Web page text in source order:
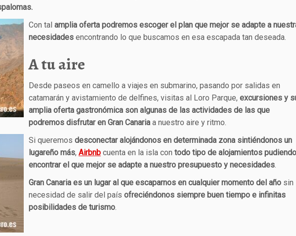
Con tal amplia oferta podremos escoger el plan que mejor se adapte a
necesidades encontrando lo que buscamos en esa escapada tan deseada.
A tu aire
Desde paseos en camello a viajes en submarino, pasando por salidas en
catamarán y avistamiento de delfines, visitas al Loro Parque, excursiones y
amplia oferta gastronómica son algunas de las actividades de las que
podremos disfrutar en Gran Canaria a nuestro aire y ritmo.
Si queremos desconectar alojándonos en determinada zona sintiéndonos un
lugareño más, Airbnb cuenta en la isla con todo tipo de alojamientos pudiendo
encontrar el que mejor se adapte a nuestro presupuesto y necesidades.
Gran Canaria es un lugar al que escaparnos en cualquier momento del año sin
necesidad de salir del país ofreciéndonos siempre buen tiempo e infinitas
posibilidades de turismo.